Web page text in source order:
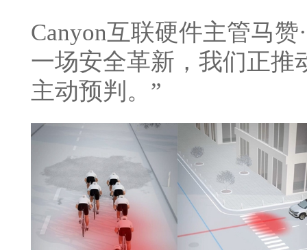
Canyon互联硬件主管马
一场安全革新，我们正推
主动预判。”